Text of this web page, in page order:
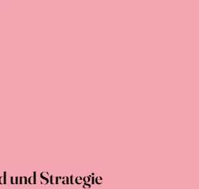
und Strategie